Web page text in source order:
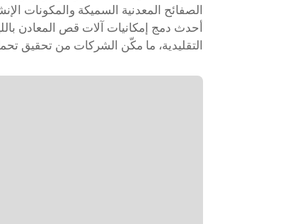
الصفائح المعدنية السميكة والمكونات
أحدث دمج إمكانيات آلات قص المعادن
التقليدية، ما مكّن الشركات من تحقيق